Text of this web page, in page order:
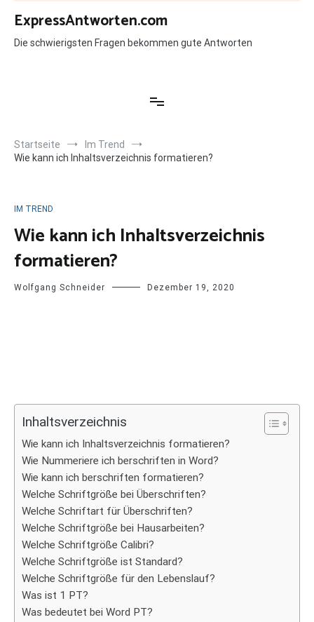
Zum
Inhalt
springen
ExpressAntworten.com
Die schwierigsten Fragen bekommen gute Antworten
Startseite
Im Trend
Wie kann ich Inhaltsverzeichnis formatieren?
IM TREND
Wie kann ich Inhaltsverzeichnis
formatieren?
Wolfgang Schneider Dezember 19, 2020
Inhaltsverzeichnis
Wie kann ich Inhaltsverzeichnis formatieren?
Wie Nummeriere ich berschriften in Word?
Wie kann ich berschriften formatieren?
Welche Schriftgröße bei Überschriften?
Welche Schriftart für Überschriften?
Welche Schriftgröße bei Hausarbeiten?
Welche Schriftgröße Calibri?
Welche Schriftgröße ist Standard?
Welche Schriftgröße für den Lebenslauf?
Was ist 1 PT?
Was bedeutet bei Word PT?